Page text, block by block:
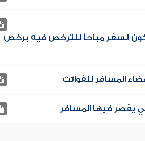
كون السفر مباحاً للترخص فيه برخص